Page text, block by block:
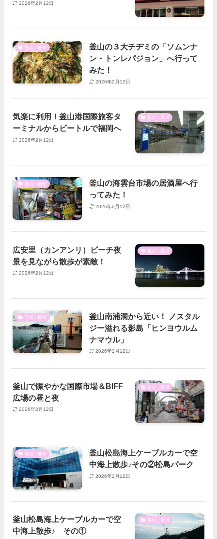
2026年2月12日
釜山・慶州
釜山の３大チヂミの「ソムンナ
ン・トンレパジョン」へ行って
みた！
2026年2月12日
釜山・慶州
気楽に利用！釜山港国際旅客タ
ーミナルからビートルで福岡へ
2026年2月12日
釜山・慶州
釜山の海雲台市場の居酒屋へ行
ってみた！
2026年2月12日
釜山・慶州
広安里（カンアンリ）ビーチ夜
景を見ながら散歩が素敵！
2026年2月12日
釜山・慶州
釜山南浦洞から近い！ ノスタル
ジー溢れる影島「ヒンヨウルム
ナマウル」
2026年2月12日
釜山・慶州
釜山で賑やかな国際市場＆BIFF
広場の昼と夜
2026年2月12日
釜山・慶州
釜山松島海上ケーブルカーで空
中海上散歩♪その②松島パーク
2026年2月12日
釜山・慶州
釜山松島海上ケーブルカーで空
中海上散歩♪ その①